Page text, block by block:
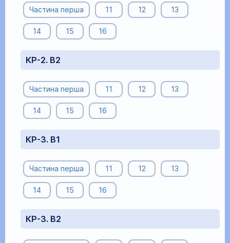
Частина перша 11 12 13
14 15 16
КР-2. В2
Частина перша 11 12 13
14 15 16
КР-3. В1
Частина перша 11 12 13
14 15 16
КР-3. В2